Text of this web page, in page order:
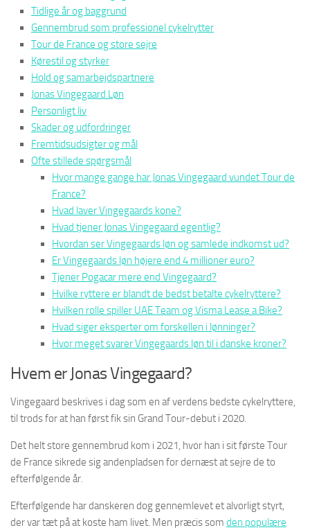
Tidlige år og baggrund
Gennembrud som professionel cykelrytter
Tour de France og store sejre
Kørestil og styrker
Hold og samarbejdspartnere
Jonas Vingegaard Løn
Personligt liv
Skader og udfordringer
Fremtidsudsigter og mål
Ofte stillede spørgsmål
Hvor mange gange har Jonas Vingegaard vundet Tour de
France?
Hvad laver Vingegaards kone?
Hvad tjener Jonas Vingegaard egentlig?
Hvordan ser Vingegaards løn og samlede indkomst ud?
Er Vingegaards løn højere end 4 millioner euro?
Tjener Pogacar mere end Vingegaard?
Hvilke ryttere er blandt de bedst betalte cykelryttere?
Hvilken rolle spiller UAE Team og Visma Lease a Bike?
Hvad siger eksperter om forskellen i lønninger?
Hvor meget svarer Vingegaards løn til i danske kroner?
Hvem er Jonas Vingegaard?
Vingegaard beskrives i dag som en af verdens bedste cykelryttere,
til trods for at han først fik sin Grand Tour-debut i 2020.
Det helt store gennembrud kom i 2021, hvor han i sit første Tour
de France sikrede sig andenpladsen for dernæst at sejre de to
efterfølgende år.
Efterfølgende har danskeren dog gennemlevet et alvorligt styrt,
der var tæt på at koste ham livet. Men præcis som den populære